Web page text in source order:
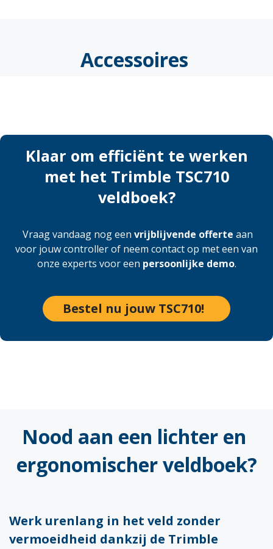
Accessoires
Klaar om efficiënt te werken
met het Trimble TSC710
veldboek?
Vraag vandaag nog een vrijblijvende offerte aan
voor jouw controller of neem contact op met een van
onze experts voor een persoonlijke demo.
Bestel nu jouw TSC710!
Nood aan een lichter en
ergonomischer veldboek?
Werk urenlang in het veld zonder
vermoeidheid dankzij de Trimble